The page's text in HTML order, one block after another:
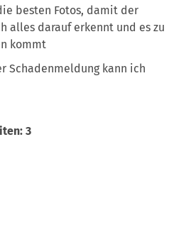
besten Fotos, damit der
alles darauf erkennt und es zu
kommt
Schadenmeldung kann ich
3